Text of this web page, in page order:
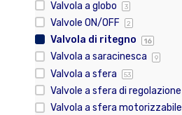
Valvola a globo 3
Valvole ON/OFF 2
Valvola di ritegno 16
Valvola a saracinesca 9
Valvola a sfera 53
Valvole a sfera di regolazione
Valvola a sfera motorizzabile